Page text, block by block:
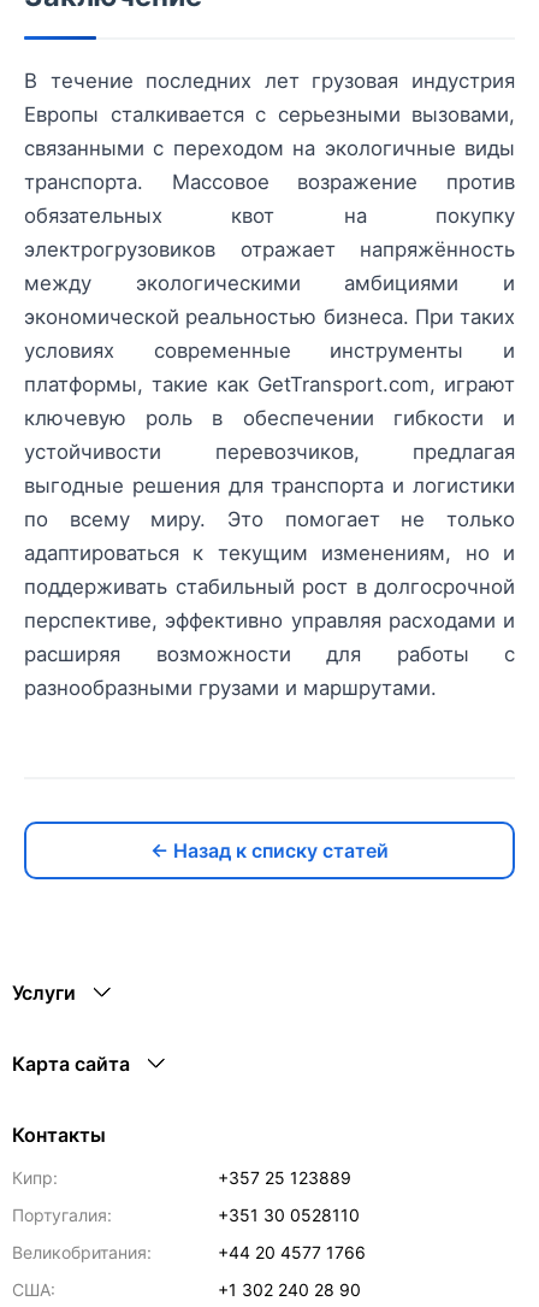
В течение последних лет грузовая индустрия
Европы сталкивается с серьезными вызовами,
связанными с переходом на экологичные виды
транспорта. Массовое возражение против
обязательных квот на покупку
электрогрузовиков отражает напряжённость
между экологическими амбициями и
экономической реальностью бизнеса. При таких
условиях современные инструменты и
платформы, такие как GetTransport.com, играют
ключевую роль в обеспечении гибкости и
устойчивости перевозчиков, предлагая
выгодные решения для транспорта и логистики
по всему миру. Это помогает не только
адаптироваться к текущим изменениям, но и
поддерживать стабильный рост в долгосрочной
перспективе, эффективно управляя расходами и
расширяя возможности для работы с
разнообразными грузами и маршрутами.
← Назад к списку статей
Услуги
Карта сайта
Контакты
Кипр:
+357 25 123889
Португалия:
+351 30 0528110
Великобритания:
+44 20 4577 1766
США:
+1 302 240 28 90